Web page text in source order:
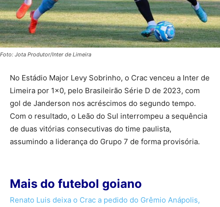
Foto: Jota Produtor/Inter de Limeira
No Estádio Major Levy Sobrinho, o Crac venceu a Inter de
Limeira por 1×0, pelo Brasileirão Série D de 2023, com
gol de Janderson nos acréscimos do segundo tempo.
Com o resultado, o Leão do Sul interrompeu a sequência
de duas vitórias consecutivas do time paulista,
assumindo a liderança do Grupo 7 de forma provisória.
Mais do futebol goiano
Renato Luis deixa o Crac a pedido do Grêmio Anápolis,